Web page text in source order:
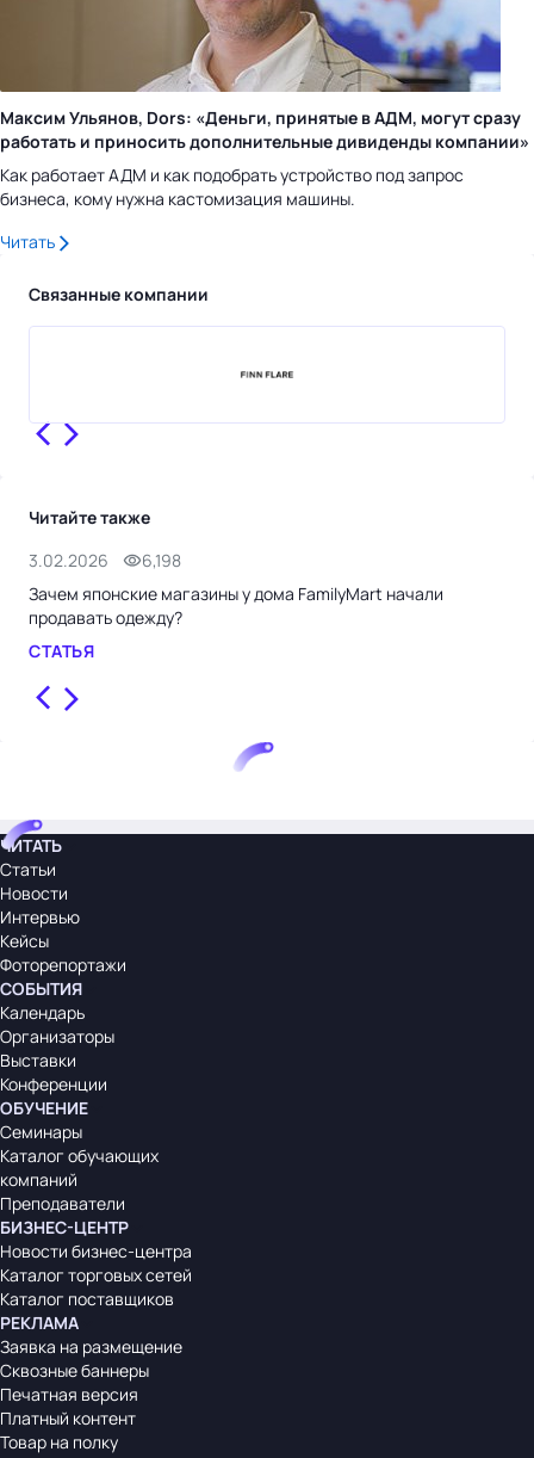
Максим Ульянов, Dors: «Деньги, принятые в АДМ, могут сразу
работать и приносить дополнительные дивиденды компании»
Как работает АДМ и как подобрать устройство под запрос
бизнеса, кому нужна кастомизация машины.
Читать
Связанные компании
Читайте также
3.02.2026
6,198
Зачем японские магазины у дома FamilyMart начали
продавать одежду?
СТАТЬЯ
ЧИТАТЬ
Статьи
Новости
Интервью
Кейсы
Фоторепортажи
СОБЫТИЯ
Календарь
Организаторы
Выставки
Конференции
ОБУЧЕНИЕ
Семинары
Каталог обучающих
компаний
Преподаватели
БИЗНЕС-ЦЕНТР
Новости бизнес-центра
Каталог торговых сетей
Каталог поставщиков
РЕКЛАМА
Заявка на размещение
Сквозные баннеры
Печатная версия
Платный контент
Товар на полку